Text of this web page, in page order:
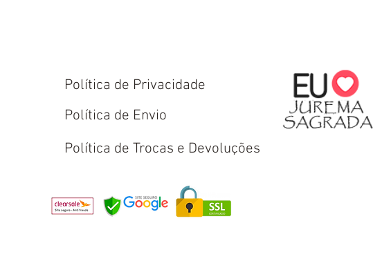
Política de Privacidade
Política de Envio
Política de Trocas e Devoluções